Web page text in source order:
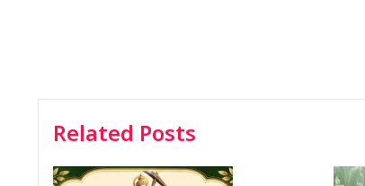
Related Posts